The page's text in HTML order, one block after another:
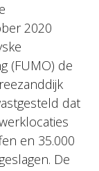
2020
(FUMO) de
dat
en 35.000
De